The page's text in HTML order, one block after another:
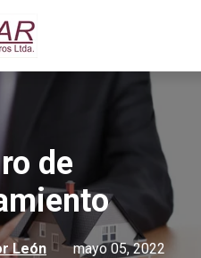
de
León mayo 05, 2022